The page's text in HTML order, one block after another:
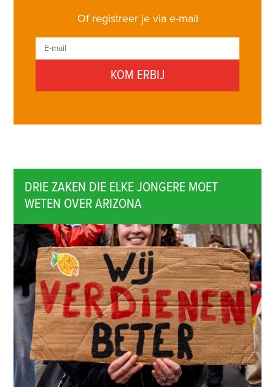
Of registreer je via e-mail
DRIE ZAKEN DIE ELKE JONGERE MOET
WETEN OVER ARIZONA